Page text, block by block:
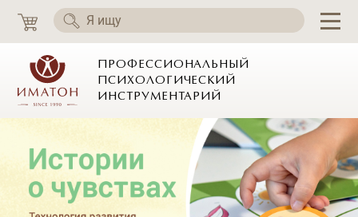
ПРОФЕССИОНАЛЬНЫЙ
ПСИХОЛОГИЧЕСКИЙ
ИНСТРУМЕНТАРИЙ
Главная страница ИМАТОН